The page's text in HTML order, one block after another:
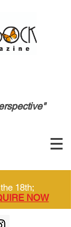
18th;
NOW